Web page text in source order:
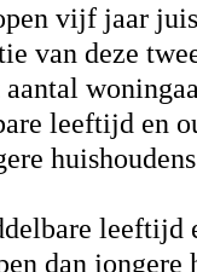
vijf jaar
van deze
leeftijd en
leeftijd
dan jongere